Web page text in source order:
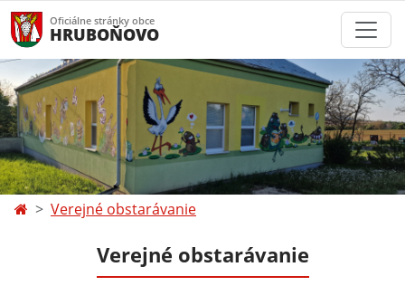
Oficiálne stránky obce
HRUBOŇOVO
Verejné obstarávanie
Verejné obstarávanie